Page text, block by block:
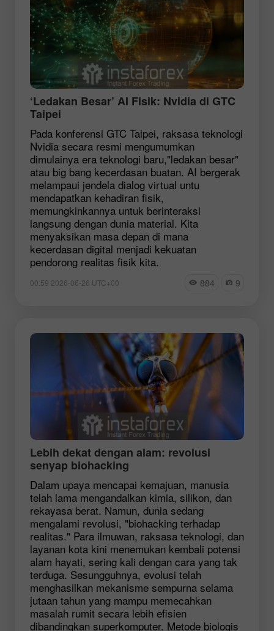
‘Ledakan Besar’ AI Fisik: Nvidia di GTC
Taipei
Pada konferensi GTC Taipei, raksasa teknologi
Nvidia secara resmi mengumumkan
dimulainya era teknologi baru,"ledakan besar"
atau big bang kecerdasan buatan. AI bergerak
melampaui jendela dialog virtual untu
mendapatkan kehadiran fisik,
memungkinkannya untuk berinteraksi
langsung dengan dunia material. Kita
menyaksikan masa depan di mana
kecerdasan digital menjadi kekuatan
pendorong realitas fisik kita.
00:59 2026-06-26 UTC+00 884 9
Lebih dekat dengan alam: revolusi
senyap biohacking
Dalam upaya mencapai kemajuan, manusia
telah lama mengandalkan kimia, silikon, dan
rekayasa berat. Namun, dunia sedang
mengalami revolusi, "biohacking terhadap
realitas." Para ilmuwan, raksasa teknologi, dan
layanan kota kini menemukan kembali potensi
alam hayati, sering kali dengan cara yang tak
terduga. Sesungguhnya, evolusi telah
menghasilkan mekanisme sempurna selama
jutaan tahun yang mampu memecahkan
masalah rumit secara lebih efisien
dibandingkan superkomputer. Metode biologis